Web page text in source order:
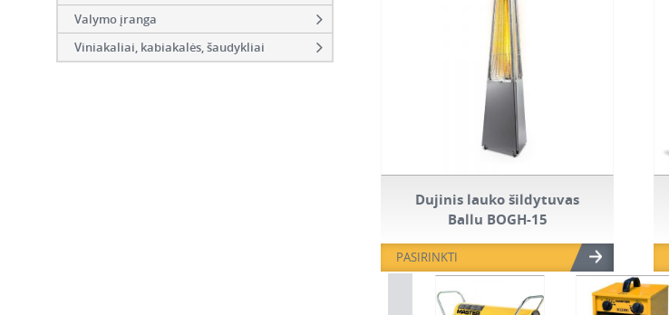
Valymo įranga
Viniakaliai, kabiakalės, šaudykliai
Dujinis lauko šildytuvas
Ballu BOGH-15
PASIRINKTI